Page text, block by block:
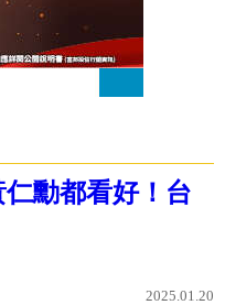
勳都看好！台
2025.01.20